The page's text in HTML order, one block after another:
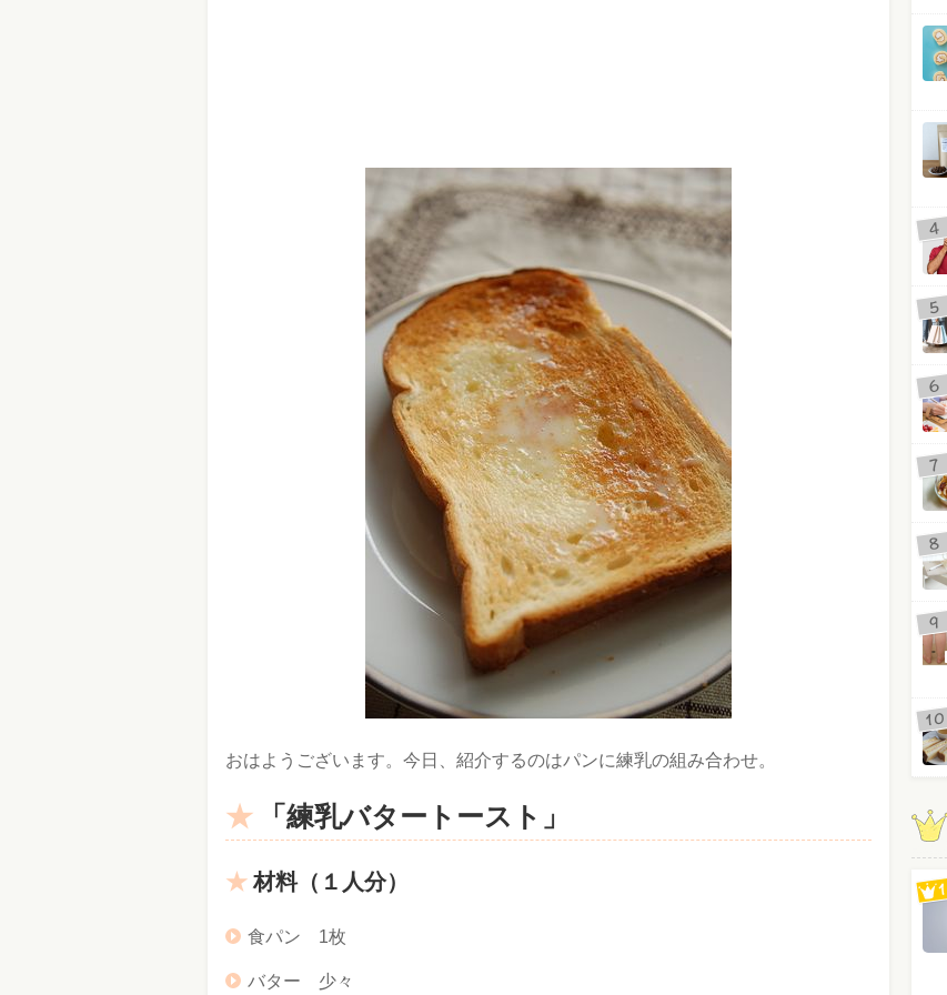
おはようございます。今日、紹介するのはパンに練乳の組み合わせ。
「練乳バタートースト」
材料（１人分）
食パン 1枚
バター 少々